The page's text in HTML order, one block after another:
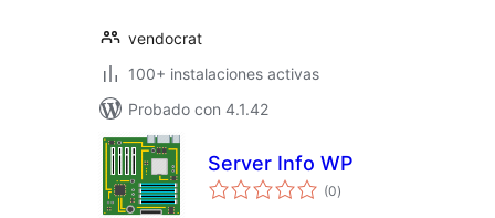
vendocrat
100+ instalaciones activas
Probado con 4.1.42
Server Info WP
(0evaluación
total
)